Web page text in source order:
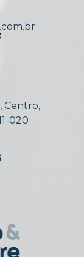
Centro,
020